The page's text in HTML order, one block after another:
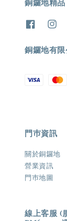
銅鑼地有限
門巿資訊
關於銅鑼地
營業資訊
門巿地圖
線上客服 (